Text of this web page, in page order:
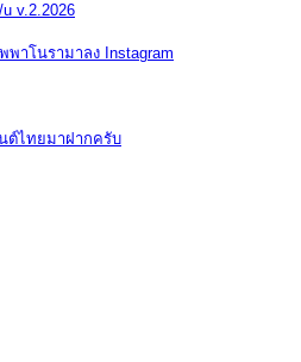
v.2.2026
พาโนรามาลง Instagram
ต์ไทยมาฝากครับ